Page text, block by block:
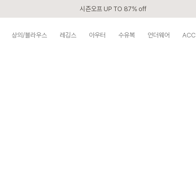
시즌오프 UP TO 87% off
상의/블라우스 레깅스 아우터 수유복 언더웨어 ACC